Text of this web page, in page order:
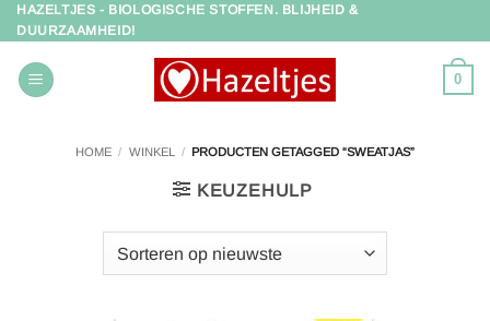
Ga
naar
inhoud
HAZELTJES - BIOLOGISCHE STOFFEN. BLIJHEID &
DUURZAAMHEID!
0
HOME / WINKEL / PRODUCTEN GETAGGED “SWEATJAS”
KEUZEHULP